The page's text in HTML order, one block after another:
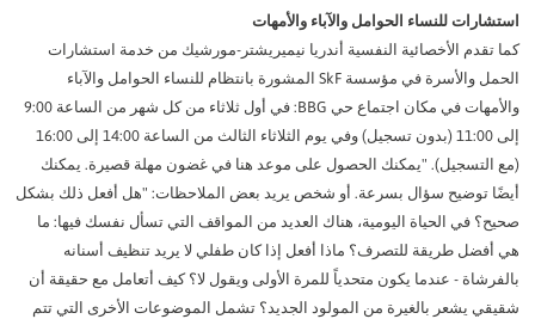
للنساء الحوامل والآباء والأمهات
الأخصائية النفسية أندريا نيميريشتر-مورشيك من خدمة استشارات
الحمل والأسرة في مؤسسة SkF المشورة بانتظام للنساء الحوامل والآباء
والأمهات في مكان اجتماع حي BBG: في أول ثلاثاء من كل شهر من الساعة 9:00
إلى 11:00 (بدون تسجيل) وفي يوم الثلاثاء الثالث من الساعة 14:00 إلى 16:00
"يمكنك الحصول على موعد هنا في غضون مهلة قصيرة. يمكنك
توضيح سؤال بسرعة. أو شخص يريد بعض الملاحظات: "هل أفعل ذلك بشكل
في الحياة اليومية، هناك العديد من المواقف التي تسأل نفسك فيها: ما
طريقة للتصرف؟ ماذا أفعل إذا كان طفلي لا يريد تنظيف أسنانه
- عندما يكون متحدياً للمرة الأولى ويقول لا؟ كيف أتعامل مع حقيقة أن
يشعر بالغيرة من المولود الجديد؟ تشمل الموضوعات الأخرى التي تتم